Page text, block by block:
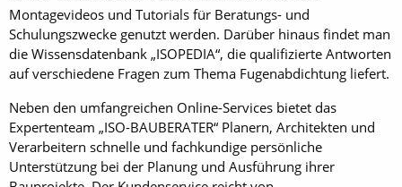
Montagevideos und Tutorials für Beratungs- und
Schulungszwecke genutzt werden. Darüber hinaus findet man
die Wissensdatenbank „ISOPEDIA“, die qualifizierte Antworten
auf verschiedene Fragen zum Thema Fugenabdichtung liefert.
Neben den umfangreichen Online-Services bietet das
Expertenteam „ISO-BAUBERATER“ Planern, Architekten und
Verarbeitern schnelle und fachkundige persönliche
Unterstützung bei der Planung und Ausführung ihrer